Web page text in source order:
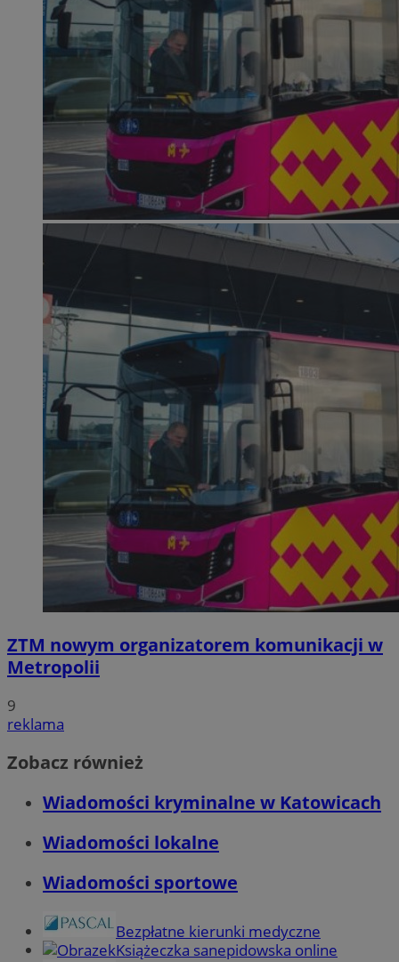
ZTM nowym organizatorem komunikacji w
Metropolii
9
reklama
Zobacz również
Wiadomości kryminalne w Katowicach
Wiadomości lokalne
Wiadomości sportowe
Bezpłatne kierunki medyczne
Książeczka sanepidowska online